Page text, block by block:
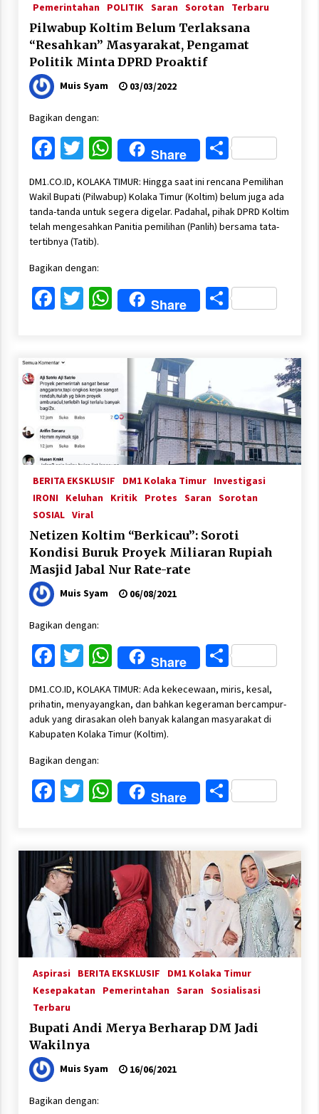
Pemerintahan
POLITIK Saran Sorotan Terbaru
Pilwabup Koltim Belum Terlaksana
“Resahkan” Masyarakat, Pengamat
Politik Minta DPRD Proaktif
Muis Syam 03/03/2022
Bagikan dengan:
Facebook
Twitter
WhatsApp
Share Share
DM1.CO.ID, KOLAKA TIMUR: Hingga saat ini rencana Pemilihan
Wakil Bupati (Pilwabup) Kolaka Timur (Koltim) belum juga ada
tanda-tanda untuk segera digelar. Padahal, pihak DPRD Koltim
telah mengesahkan Panitia pemilihan (Panlih) bersama tata-
tertibnya (Tatib).
Bagikan dengan:
Facebook
Twitter
WhatsApp
Share Share
BERITA EKSKLUSIF DM1 Kolaka Timur
Investigasi
IRONI
Keluhan Kritik Protes Saran Sorotan
SOSIAL Viral
Netizen Koltim “Berkicau”: Soroti
Kondisi Buruk Proyek Miliaran Rupiah
Masjid Jabal Nur Rate-rate
Muis Syam 06/08/2021
Bagikan dengan:
Facebook
Twitter
WhatsApp
Share Share
DM1.CO.ID, KOLAKA TIMUR: Ada kekecewaan, miris, kesal,
prihatin, menyayangkan, dan bahkan kegeraman bercampur-
aduk yang dirasakan oleh banyak kalangan masyarakat di
Kabupaten Kolaka Timur (Koltim).
Bagikan dengan:
Facebook
Twitter
WhatsApp
Share Share
Aspirasi BERITA EKSKLUSIF
DM1 Kolaka Timur
Kesepakatan
Pemerintahan Saran Sosialisasi
Terbaru
Bupati Andi Merya Berharap DM Jadi
Wakilnya
Muis Syam 16/06/2021
Bagikan dengan: